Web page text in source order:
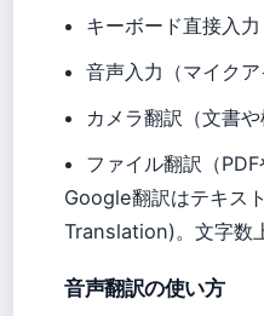
キーボード直接入力
音声入力（マイクア
カメラ翻訳（文書や
ファイル翻訳（PDF
Google翻訳はテキス
Translation)。文字数
音声翻訳の使い方